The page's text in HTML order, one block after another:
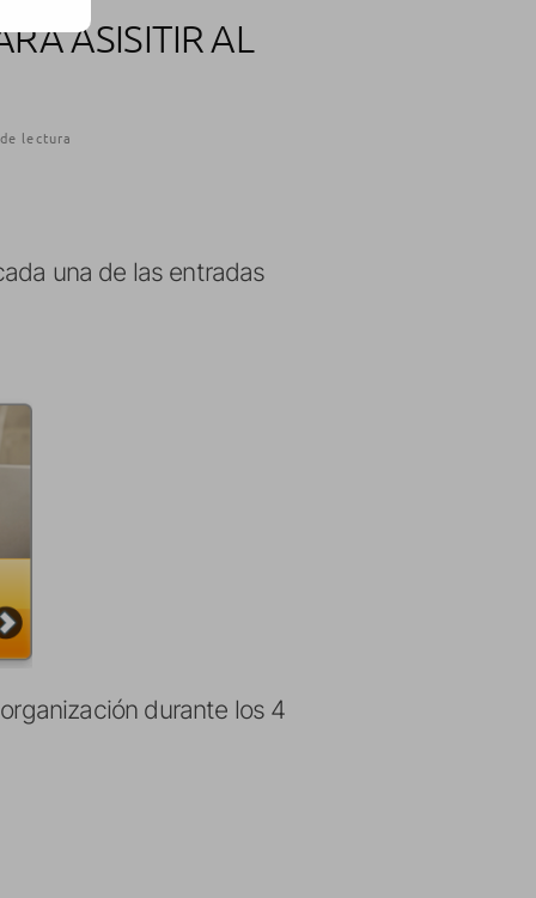
ASISITIR AL
lectura
una de las entradas
durante los 4